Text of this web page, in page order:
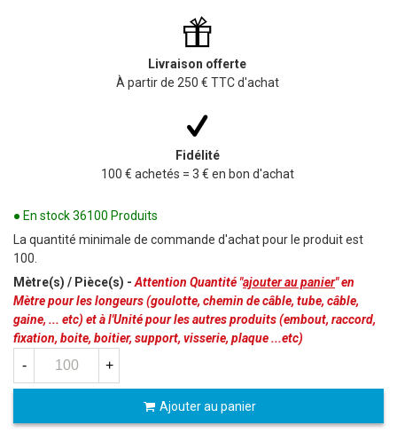
Livraison offerte
À partir de 250 € TTC d'achat
Fidélité
100 € achetés = 3 € en bon d'achat
● En stock36100 Produits
La quantité minimale de commande d'achat pour le produit est
100.
Mètre(s) / Pièce(s) - Attention Quantité "ajouter au panier" en
Mètre pour les longeurs (goulotte, chemin de câble, tube, câble,
gaine, ... etc) et à l'Unité pour les autres produits (embout, raccord,
fixation, boite, boitier, support, visserie, plaque ...etc)
- +
Ajouter au panier